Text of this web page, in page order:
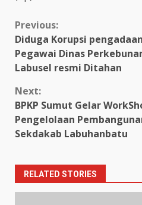
Continue
Reading
Previous:
Diduga Korupsi
Pegawai Dinas
Labusel resmi Ditahan
Next:
BPKP Sumut Gelar
Pengelolaan
Sekdakab Labuhanbatu
RELATED STORIES